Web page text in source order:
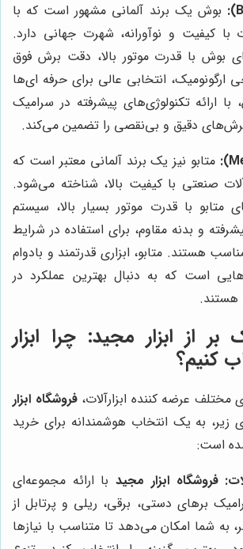
بوش یک برند آلمانی مشهور است که با
با کیفیت و نوآورانه، شهرت جهانی دارد.
بوش با قدرت موتور بالا، دقت برش فوق
ارگونومیک، انتخابی عالی برای حرفه ای‌ها
ارائه تکنولوژی‌های پیشرفته در سرامیک
دقیق و بی‌نقصی را تضمین می‌کند.
متابو نیز یک برند آلمانی معتبر است که
صنعتی با کیفیت بالا، شناخته می‌شود.
متابو با قدرت موتور بسیار بالا، سیستم
و بدنه مقاوم، برای استفاده در شرایط
هستند. متابو، ابزاری قدرتمند و بادوام
است که به دنبال بهترین عملکرد در
از ابزار مجید: چرا ابزار
کنیم؟
مختلف عرضه کننده ابزارآلات،فروشگاه ابزار
زیر، به یک انتخاب هوشمندانه برای خرید
است:
فروشگاه ابزار مجیدبا ارائه مجموعه‌ای
برهای دستی، برقی، ریلی و پرتابل از
به شما امکان می‌دهد تا متناسب با نیازها